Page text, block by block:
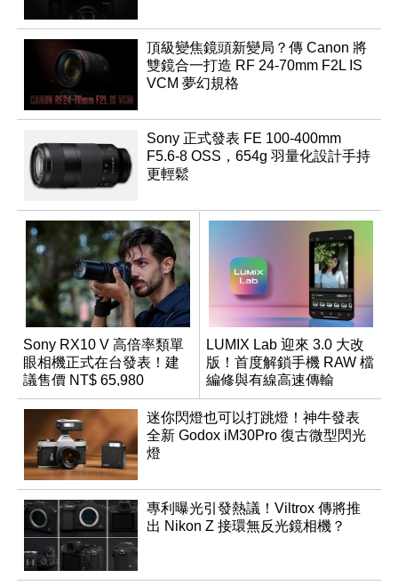
頂級變焦鏡頭新變局？傳 Canon 將
雙鏡合一打造 RF 24-70mm F2L IS
VCM 夢幻規格
Sony 正式發表 FE 100-400mm
F5.6-8 OSS，654g 羽量化設計手持
更輕鬆
Sony RX10 V 高倍率類單
眼相機正式在台發表！建
議售價 NT$ 65,980
LUMIX Lab 迎來 3.0 大改
版！首度解鎖手機 RAW 檔
編修與有線高速傳輸
迷你閃燈也可以打跳燈！神牛發表
全新 Godox iM30Pro 復古微型閃光
燈
專利曝光引發熱議！Viltrox 傳將推
出 Nikon Z 接環無反光鏡相機？